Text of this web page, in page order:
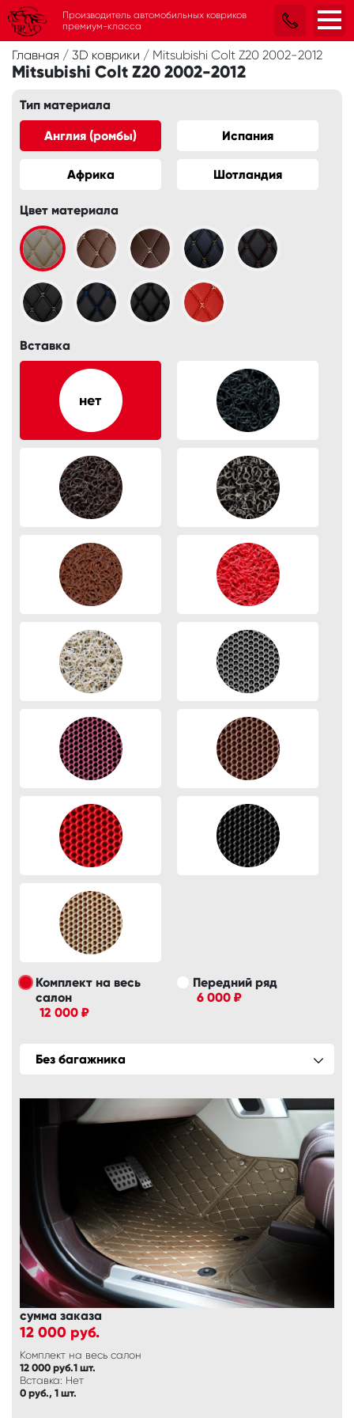
Главная / 3D коврики / Mitsubishi Colt Z20 2002-2012
Mitsubishi Colt Z20 2002-2012
Тип материала
Англия (ромбы) Испания
Африка Шотландия
Цвет материала
Вставка
Комплект на весь
салон
12 000 ₽
Передний ряд
6 000 ₽
Без багажника
сумма заказа
12 000 руб.
Комплект на весь салон
12 000 руб.1 шт.
Вставка: Нет
0 руб., 1 шт.
Производитель автомобильных ковриков
премиум-класса